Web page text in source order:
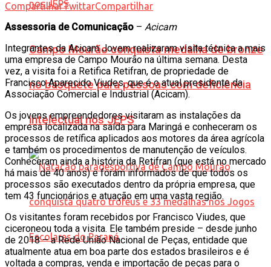
Campo Mourão conquista medalha de bronze
no basquete para pessoas com deficiência
intelectual nos JEPS
CompartilharTwittarCompartilhar
Assessoria de Comunicação – Acicam
Integrantes da Acicam Jovem realizaram visita técnica a mais
uma empresa de Campo Mourão na última semana. Desta
vez, a visita foi a Retifica Retifran, de propriedade de
Francisco Aparecido Viudes, que é o atual presidente da
Associação Comercial e Industrial (Acicam).
Os jovens empreendedores visitaram as instalações da
empresa localizada na saída para Maringá e conheceram os
processos de retífica aplicados aos motores da área agrícola
e também os procedimentos de manutenção de veículos.
Conheceram ainda a história da Retifran (que está no mercado
há mais de 40 anos) e foram informados de que todos os
processos são executados dentro da própria empresa, que
tem 43 funcionários e atuação em uma vasta região.
Os visitantes foram recebidos por Francisco Viudes, que
ciceroneou toda a visita. Ele também preside – desde junho
de 2018 – a Rede União Nacional de Peças, entidade que
atualmente atua em boa parte dos estados brasileiros e é
voltada a compras, venda e importação de peças para o